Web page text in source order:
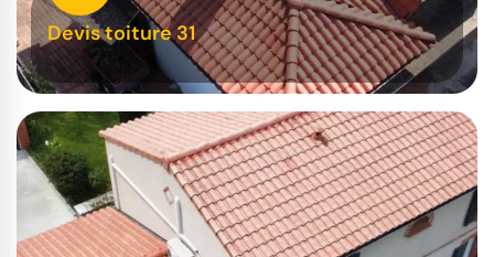
Devis toiture 31